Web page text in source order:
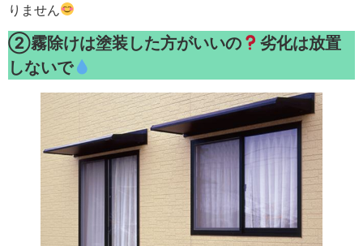
りません
②霧除けは塗装した方がいいの
劣化は放置
しないで